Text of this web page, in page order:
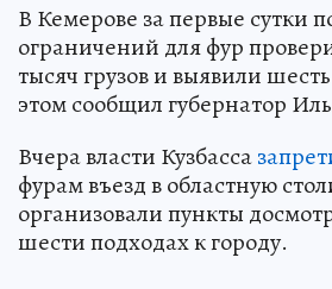
В Кемерове за первые сутки
ограничений для фур
тысяч грузов и выявили
этом сообщил губернатор
Вчера власти Кузбасса
фурам въезд в областную
организовали пункты
шести подходах к городу.